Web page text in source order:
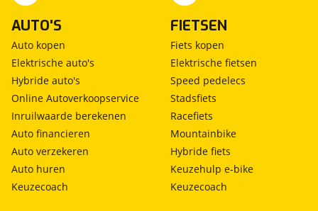
AUTO'S
Auto kopen
Elektrische auto's
Hybride auto's
Online Autoverkoopservice
Inruilwaarde berekenen
Auto financieren
Auto verzekeren
Auto huren
Keuzecoach
FIETSEN
Fiets kopen
Elektrische fietsen
Speed pedelecs
Stadsfiets
Racefiets
Mountainbike
Hybride fiets
Keuzehulp e-bike
Keuzecoach